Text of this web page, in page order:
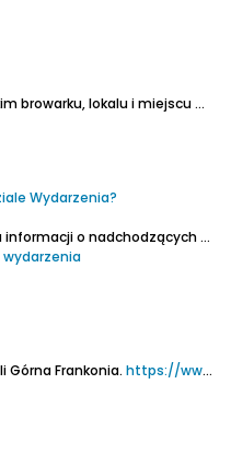
O tym południowo-morawskim browarku, lokalu i miejscu więcej tutaj:
Wydarzenia?
Zachęcam do wprowadzania informacji o nadchodzących wydarzeniach w naszym piwnym świecie.
Górna Frankonia. https://www.sonnenbier.de/